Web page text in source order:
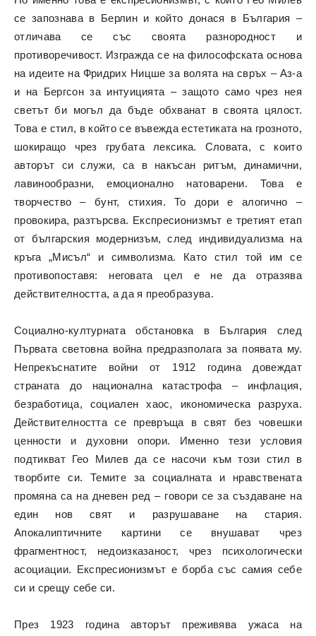
се запознава в Берлин и който донася в България –
отличава се със своята разнородност и
противоречивост. Изгражда се на философската основа
на идеите на Фридрих Ницше за волята на свръх – Аз-а
и на Бергсон за интуицията – защото само чрез нея
светът би могъл да бъде обхванат в своята цялост.
Това е стил, в който се въвежда естетиката на грозното,
шокиращо чрез грубата лексика. Словата, с които
авторът си служи, са в накъсан ритъм, динамични,
лавинообразни, емоционално натоварени. Това е
творчество – бунт, стихия. То дори е алогично –
провокира, разтърсва. Експресионизмът е третият етап
от българския модернизъм, след индивидуализма на
кръга „Мисъл“ и символизма. Като стил той им се
противопоставя: неговата цел е не да отразява
действителността, а да я преобразува.
Социално-културната обстановка в България след
Първата световна война предразполага за появата му.
Непрекъснатите войни от 1912 година довеждат
страната до национална катастрофа – инфлация,
безработица, социален хаос, икономическа разруха.
Действителността се превръща в свят без човешки
ценности и духовни опори. Именно тези условия
подтикват Гео Милев да се насочи към този стил в
творбите си. Темите за социалната и нравствената
промяна са на дневен ред – говори се за създаване на
един нов свят и разрушаване на стария.
Апокалиптичните картини се внушават чрез
фрагментност, недоизказаност, чрез психологически
асоциации. Експресионизмът е борба със самия себе
си и срещу себе си.
През 1923 година авторът преживява ужаса на